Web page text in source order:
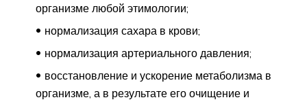
организме любой этимологии;
нормализация сахара в крови;
нормализация артериального давления;
восстановление и ускорение метаболизма в
организме, а в результате его очищение и